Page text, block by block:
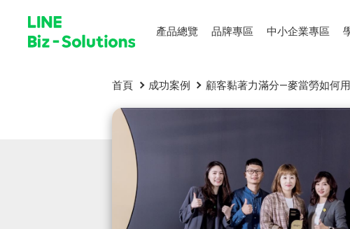
產品總覽 品牌專區 中小企業專區
首頁 成功案例 顧客黏著力滿分—麥當勞如何